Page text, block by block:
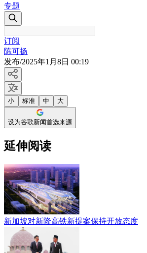
专题
订阅
陈可扬
发布/2025年1月8日 00:19
小 标准 中 大
设为谷歌新闻首选来源
延伸阅读
新加坡对新隆高铁新提案保持开放态度